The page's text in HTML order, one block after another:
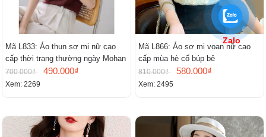
Mã L833: Áo thun sơ mi nữ cao
cấp thời trang thường ngày Mohan
700.000₫ 490.000₫
Xem: 2269
Mã L866: Áo sơ mi voan nữ cao
cấp mùa hè cổ búp bê
810.000₫ 580.000₫
Xem: 2495
Zalo